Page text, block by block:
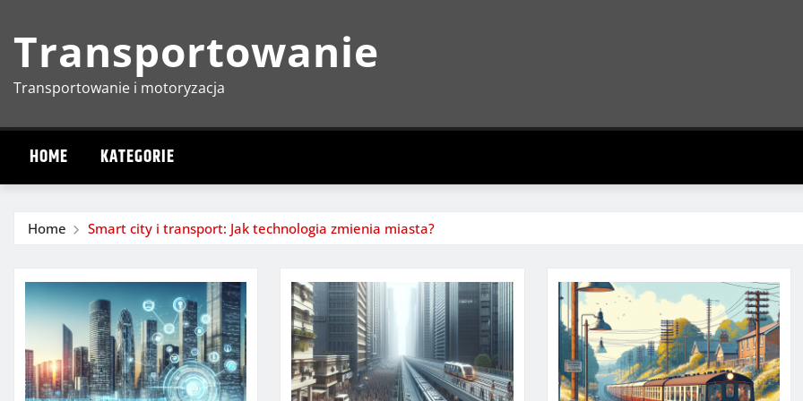
content
Transportowanie
Transportowanie i motoryzacja
HOME KATEGORIE
Home Smart city i transport: Jak technologia zmienia miasta?